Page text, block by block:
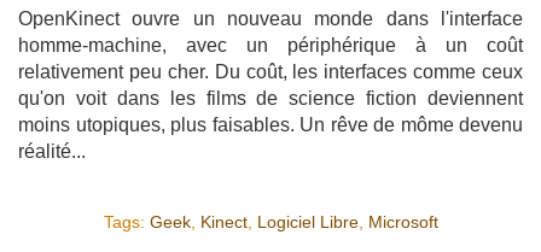
OpenKinect ouvre un nouveau monde dans l'interface
homme-machine, avec un périphérique à un coût
relativement peu cher. Du coût, les interfaces comme ceux
qu'on voit dans les films de science fiction deviennent
moins utopiques, plus faisables. Un rêve de môme devenu
réalité...
Tags: Geek, Kinect, Logiciel Libre, Microsoft